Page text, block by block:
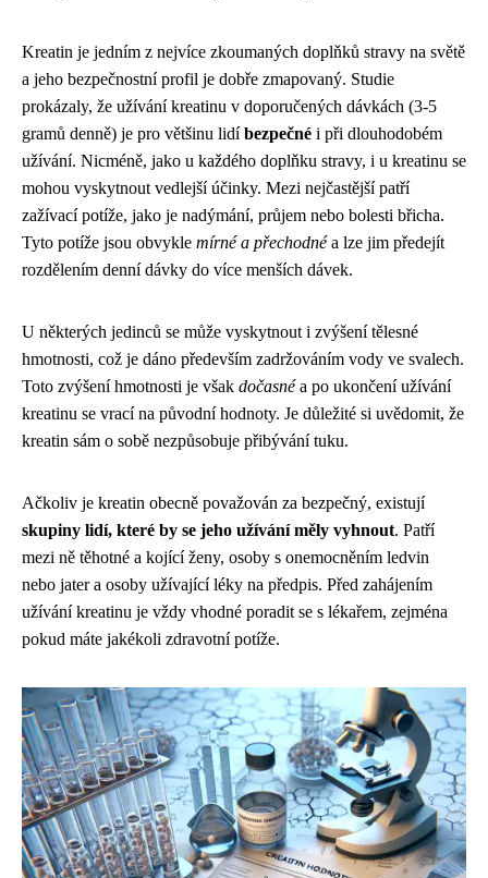
Kreatin je jedním z nejvíce zkoumaných doplňků stravy na světě
a jeho bezpečnostní profil je dobře zmapovaný. Studie
prokázaly, že užívání kreatinu v doporučených dávkách (3-5
gramů denně) je pro většinu lidíbezpečné i při dlouhodobém
užívání. Nicméně, jako u každého doplňku stravy, i u kreatinu se
mohou vyskytnout vedlejší účinky. Mezi nejčastější patří
zažívací potíže, jako je nadýmání, průjem nebo bolesti břicha.
Tyto potíže jsou obvykle mírné a přechodnéa lze jim předejít
rozdělením denní dávky do více menších dávek.
U některých jedinců se může vyskytnout i zvýšení tělesné
hmotnosti, což je dáno především zadržováním vody ve svalech.
Toto zvýšení hmotnosti je však dočasnéa po ukončení užívání
kreatinu se vrací na původní hodnoty. Je důležité si uvědomit, že
kreatin sám o sobě nezpůsobuje přibývání tuku.
Ačkoliv je kreatin obecně považován za bezpečný, existují
skupiny lidí, které by se jeho užívání měly vyhnout. Patří
mezi ně těhotné a kojící ženy, osoby s onemocněním ledvin
nebo jater a osoby užívající léky na předpis. Před zahájením
užívání kreatinu je vždy vhodné poradit se s lékařem, zejména
pokud máte jakékoli zdravotní potíže.